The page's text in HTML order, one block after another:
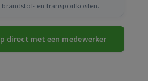
en transportkosten.
direct met een medewerker